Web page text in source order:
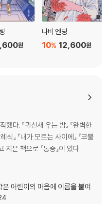
원
나비 엔딩
12,600원
10%
다. 『귀신새 우는 밤』 『완벽한
식』 『내가 모르는 사이에』 『코뿔
지은 책으로 『통증』이 있다.
어린이의 마음에 이름을 붙여